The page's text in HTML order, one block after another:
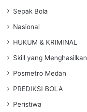
Sepak Bola
Nasional
HUKUM & KRIMINAL
Skill yang Menghasilkan
Posmetro Medan
PREDIKSI BOLA
Peristiwa